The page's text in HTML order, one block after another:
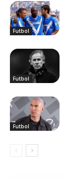
Futbol
Futbol
Futbol